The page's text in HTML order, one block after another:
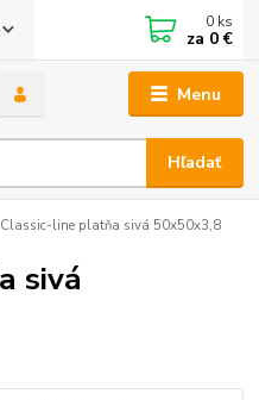
Menu
Hľadať
0 ks
za 0 €
Classic-line platňa sivá 50x50x3,8
sivá